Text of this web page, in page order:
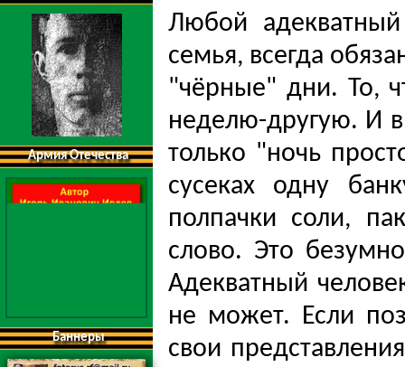
Армия Отечества
Баннеры
Любой
семья, всегда
"чёрные" дни. То,
неделю-другую. И в
только "ночь
сусеках одну
полпачки соли,
слово. Это
Адекватный
не может. Если
свои